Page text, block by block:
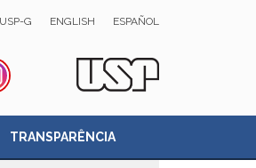
USP-G ENGLISH ESPAÑOL
TRANSPARÊNCIA